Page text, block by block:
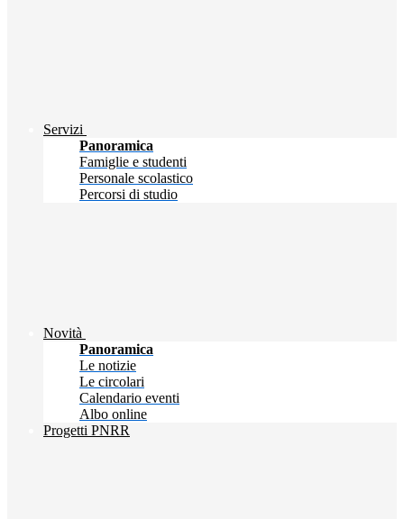
Servizi
Panoramica
Famiglie e studenti
Personale scolastico
Percorsi di studio
Novità
Panoramica
Le notizie
Le circolari
Calendario eventi
Albo online
Progetti PNRR